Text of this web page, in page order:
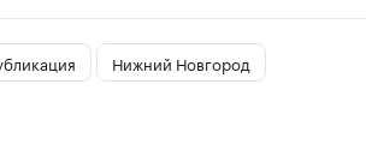
Нижний Новгород